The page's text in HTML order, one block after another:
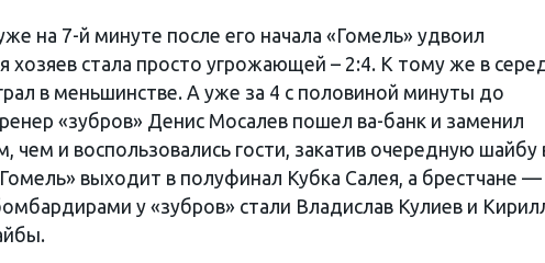
на 7-й минуте после его начала «Гомель» удвоил
хозяев стала просто угрожающей – 2:4. К тому же в
в меньшинстве. А уже за 4 с половиной минуты до
«зубров» Денис Мосалев пошел ва-банк и заменил
чем и воспользовались гости, закатив очередную шайбу
выходит в полуфинал Кубка Салея, а брестчане —
у «зубров» стали Владислав Кулиев и